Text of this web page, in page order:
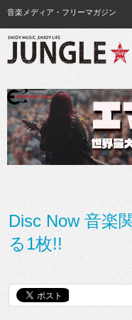
音楽メディア・フリーマガジン
Disc Now 音楽
る1枚!!